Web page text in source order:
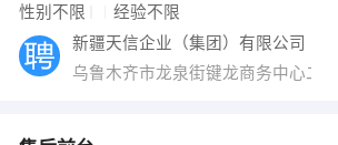
性别不限 经验不限
新疆天信企业（集团）有限公司
乌鲁木齐市龙泉街键龙商务中心二